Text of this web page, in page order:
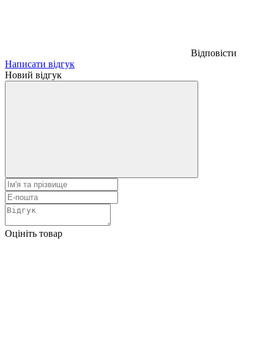
Відповісти
Написати відгук
Новий відгук
Оцініть товар